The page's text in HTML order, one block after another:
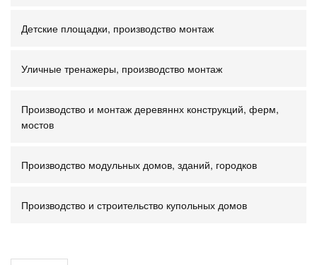
Детские площадки, производство монтаж
Уличные тренажеры, производство монтаж
Производство и монтаж деревяннх конструкций, ферм,
мостов
Производство модульных домов, зданий, городков
Производство и строительство купольных домов